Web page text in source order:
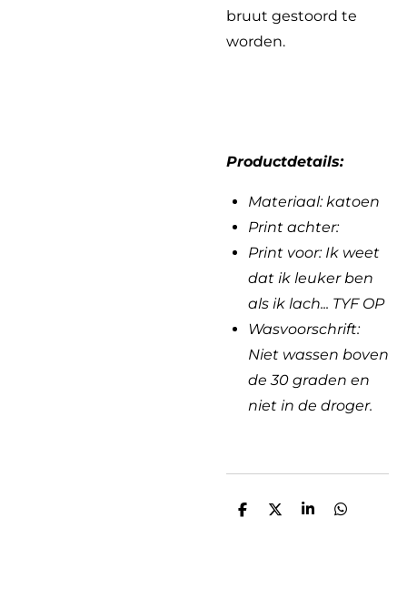
bruut gestoord te
worden.
Productdetails:
Materiaal: katoen
Print achter:
Print voor: Ik weet
dat ik leuker ben
als ik lach... TYF OP
Wasvoorschrift:
Niet wassen boven
de 30 graden en
niet in de droger.
D
D
S
D